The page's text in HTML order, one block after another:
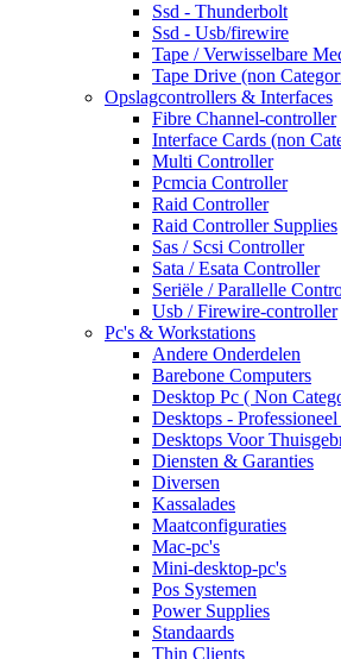
Ssd - Thunderbolt
Ssd - Usb/firewire
Tape / Verwisselbare
Tape Drive (non
Opslagcontrollers & Interfaces
Fibre Channel-controller
Interface Cards (non
Multi Controller
Pcmcia Controller
Raid Controller
Raid Controller Supplies
Sas / Scsi Controller
Sata / Esata Controller
Seriële / Parallelle
Usb / Firewire-controller
Pc's & Workstations
Andere Onderdelen
Barebone Computers
Desktop Pc ( Non
Desktops -
Desktops Voor
Diensten & Garanties
Diversen
Kassalades
Maatconfiguraties
Mac-pc's
Mini-desktop-pc's
Pos Systemen
Power Supplies
Standaards
Thin Clients